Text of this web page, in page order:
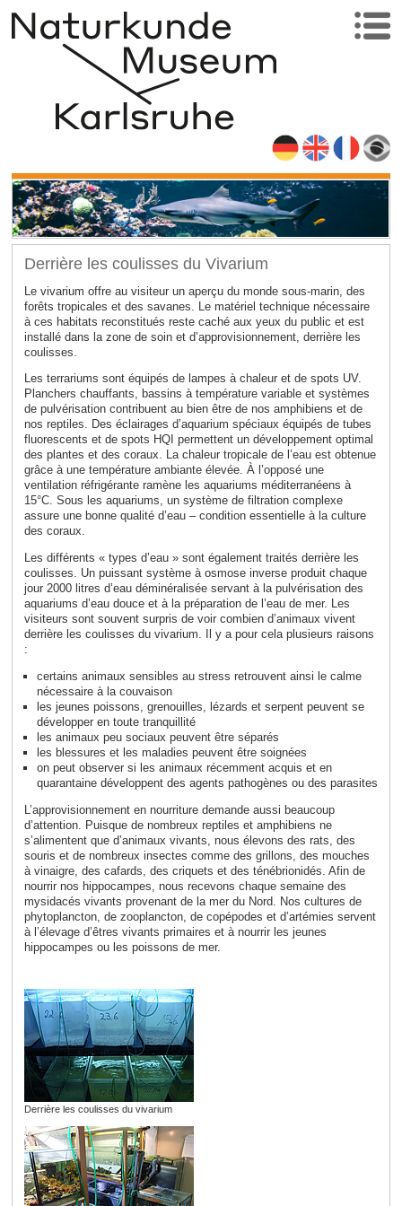
Derrière les coulisses du Vivarium
Le vivarium offre au visiteur un aperçu du monde sous-marin, des
forêts tropicales et des savanes. Le matériel technique nécessaire
à ces habitats reconstitués reste caché aux yeux du public et est
installé dans la zone de soin et d’approvisionnement, derrière les
coulisses.
Les terrariums sont équipés de lampes à chaleur et de spots UV.
Planchers chauffants, bassins à température variable et systèmes
de pulvérisation contribuent au bien être de nos amphibiens et de
nos reptiles. Des éclairages d’aquarium spéciaux équipés de tubes
fluorescents et de spots HQI permettent un développement optimal
des plantes et des coraux. La chaleur tropicale de l’eau est obtenue
grâce à une température ambiante élevée. À l’opposé une
ventilation réfrigérante ramène les aquariums méditerranéens à
15°C. Sous les aquariums, un système de filtration complexe
assure une bonne qualité d’eau – condition essentielle à la culture
des coraux.
Les différents « types d’eau » sont également traités derrière les
coulisses. Un puissant système à osmose inverse produit chaque
jour 2000 litres d’eau déminéralisée servant à la pulvérisation des
aquariums d’eau douce et à la préparation de l’eau de mer. Les
visiteurs sont souvent surpris de voir combien d’animaux vivent
derrière les coulisses du vivarium. Il y a pour cela plusieurs raisons
:
certains animaux sensibles au stress retrouvent ainsi le calme
nécessaire à la couvaison
les jeunes poissons, grenouilles, lézards et serpent peuvent se
développer en toute tranquillité
les animaux peu sociaux peuvent être séparés
les blessures et les maladies peuvent être soignées
on peut observer si les animaux récemment acquis et en
quarantaine développent des agents pathogènes ou des parasites
L’approvisionnement en nourriture demande aussi beaucoup
d’attention. Puisque de nombreux reptiles et amphibiens ne
s’alimentent que d’animaux vivants, nous élevons des rats, des
souris et de nombreux insectes comme des grillons, des mouches
à vinaigre, des cafards, des criquets et des ténébrionidés . Afin de
nourrir nos hippocampes, nous recevons chaque semaine des
mysidacés vivants provenant de la mer du Nord. Nos cultures de
phytoplancton, de zooplancton, de copépodes et d’artémies servent
à l’élevage d’êtres vivants primaires et à nourrir les jeunes
hippocampes ou les poissons de mer.
Derrière les coulisses du vivarium